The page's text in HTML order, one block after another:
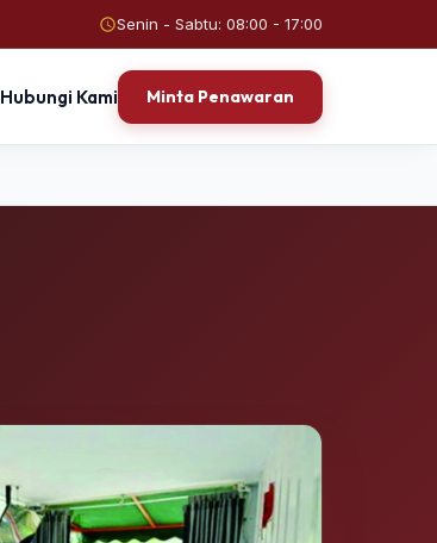
Senin - Sabtu: 08:00 - 17:00
Hubungi Kami Minta Penawaran